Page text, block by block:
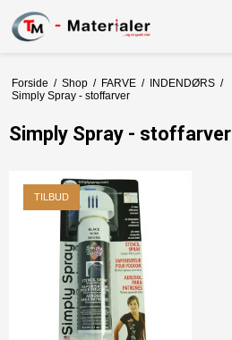
Forside / Shop / FARVE / INDENDØRS /
Simply Spray - stoffarver
Simply Spray - stoffarver
TILBUD